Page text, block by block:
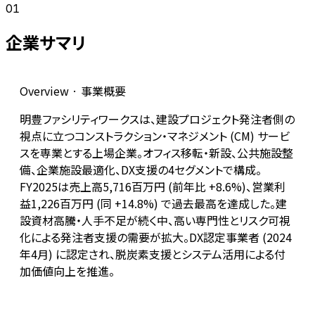
01
企業サマリ
Overview · 事業概要
明豊ファシリティワークスは、建設プロジェクト発注者側の
視点に立つコンストラクション・マネジメント (CM) サービ
スを専業とする上場企業。オフィス移転・新設、公共施設整
備、企業施設最適化、DX支援の4セグメントで構成。
FY2025は売上高5,716百万円 (前年比 +8.6%)、営業利
益1,226百万円 (同 +14.8%) で過去最高を達成した。建
設資材高騰・人手不足が続く中、高い専門性とリスク可視
化による発注者支援の需要が拡大。DX認定事業者 (2024
年4月) に認定され、脱炭素支援とシステム活用による付
加価値向上を推進。